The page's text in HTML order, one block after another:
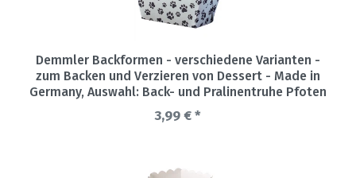
Demmler Backformen - verschiedene Varianten -
zum Backen und Verzieren von Dessert - Made in
Germany, Auswahl: Back- und Pralinentruhe Pfoten
3,99 € *